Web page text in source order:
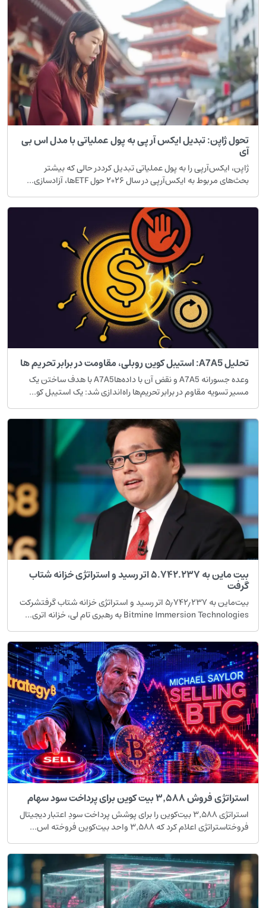
تحول ژاپن: تبدیل ایکس آر پی به پول عملیاتی با مدل اس بی
آی
ژاپن، ایکس‌آر‌پی را به پول عملیاتی تبدیل کرددر حالی که بیشتر
بحث‌های مربوط به ایکس‌آر‌پی در سال ۲۰۲۶ حول ETFها، آزادسازی...
تحلیل A7A5: استیبل کوین روبلی، مقاومت در برابر تحریم ها
وعده جسورانه A7A5 و نقض آن با داده‌هاA7A5 با هدف ساختن یک
مسیر تسویه مقاوم در برابر تحریم‌ها راه‌اندازی شد: یک استیبل کو...
بیت ماین به ۵.۷۴۲.۲۳۷ اتر رسید و استراتژی خزانه شتاب
گرفت
بیت‌ماین به ۵٫۷۴۲٫۲۳۷ اتر رسید و استراتژی خزانه شتاب گرفتشرکت
Bitmine Immersion Technologies به رهبری تام لی، خزانه اتری...
استراتژی فروش ۳٬۵۸۸ بیت کوین برای پرداخت سود سهام
استراتژی ۳٬۵۸۸ بیت‌کوین را برای پوشش پرداخت سودِ اعتبار دیجیتال
فروختاستراتژی اعلام کرد که ۳٬۵۸۸ واحد بیت‌کوین فروخته اس...